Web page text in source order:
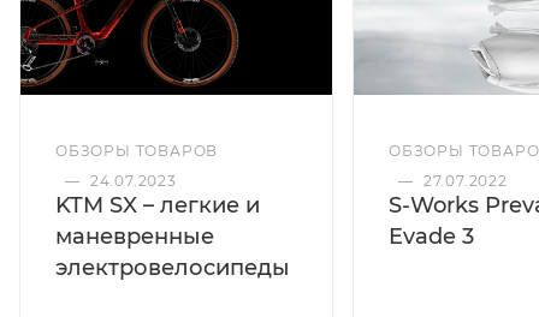
ОБЗОРЫ ТОВАРОВ
— 24.07.2023
KTM SX – легкие и
маневренные
электровелосипеды
ОБЗОРЫ
— 27.07.2022
S-Works
Evade 3